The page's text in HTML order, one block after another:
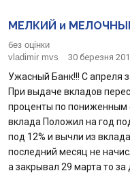
МЕЛКИЙ и
без оцінки
vladimir mvs
30 березня
Ужасный Банк!!! С апреля
При выдаче вкладов
проценты по пониженным
вклада Положил на год
под 12% и вычли из
последний месяц не
а закрывал 29 марта то за